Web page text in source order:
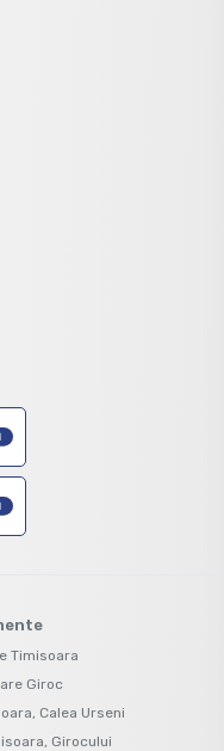
Timisoara
Giroc
Calea Urseni
Girocului